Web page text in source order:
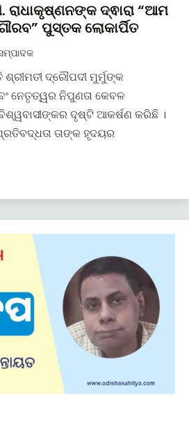
ଦ୍ଵାରା “ଆମ
ପୁସ୍ତକ ଲୋକାର୍ପିତ
ଦ୍ରୌପଦୀ ମୁର୍ମୁଙ୍କ
ନେତୃତ୍ୱର ନିପୁଣତା କେବଳ
ଦୃଷ୍ଟି ଆକର୍ଷଣ କରିଛି ।
ତାଙ୍କ ହୃଦୟର